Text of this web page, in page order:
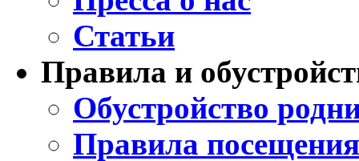
Статьи
Правила и
Обустройство
Правила